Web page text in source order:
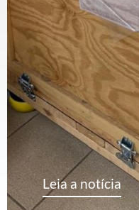
Leia a notícia